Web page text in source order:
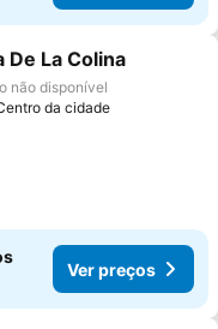
aos favoritos
De La Colina
não disponível
da cidade
Ver preços